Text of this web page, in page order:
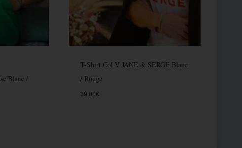
Blanc /
T-Shirt Col V JANE & SERGE Blanc
/ Rouge
39.00€